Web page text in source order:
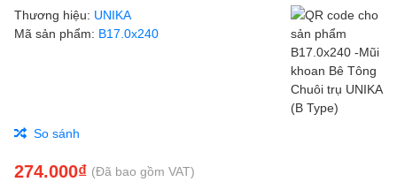
Thương hiệu: UNIKA
Mã sản phẩm: B17.0x240
So sánh
274.000₫ (Đã bao gồm VAT)